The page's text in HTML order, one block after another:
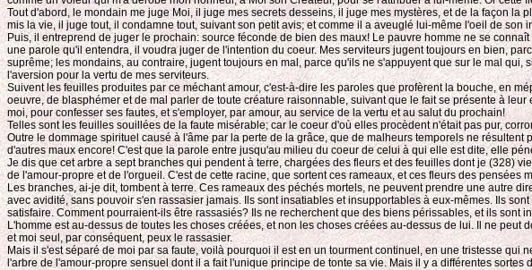
Tout d'abord, le mondain me juge Moi, il juge mes secrets desseins, il juge mes mystères, et de la façon
mis la vie, il juge tout, il condamne tout, suivant son petit avis; et comme il a aveuglé lui-même l'oeil de
Puis, il entreprend de juger le prochain: source féconde de bien des maux! Le pauvre homme ne se
une parole qu'il entendra, il voudra juger de l'intention du coeur. Mes serviteurs jugent toujours en bien,
suprême; les mondains, au contraire, jugent toujours en mal, parce qu'ils ne s'appuyent que sur le mal
l'aversion pour la vertu de mes serviteurs.
Suivent les feuilles produites par ce méchant amour, c'est-à-dire les paroles que profèrent la bouche, en
oeuvre, de blasphémer et de mal parler de toute créature raisonnable, suivant que le fait se présente à
moi, pour confesser ses fautes, et s'employer, par amour, au service de la vertu et au salut du prochain!
Telles sont les feuilles souillées de la faute misérable; car le coeur d'où elles procèdent n'était pas pur,
Outre le dommage spirituel causé à l'âme par la perte de la grâce, que de malheurs temporels ne
d'autres maux encore! C'est que la parole entre jusqu'au milieu du coeur de celui à qui elle est dite, elle
Je dis que cet arbre a sept branches qui pendent à terre, chargées des fleurs et des feuilles dont je (328)
de l'amour-propre et de l'orgueil. C'est de cette racine, que sortent ces rameaux, et ces fleurs des
Les branches, ai-je dit, tombent à terre. Ces rameaux des péchés mortels, ne peuvent prendre une autre
avec avidité, sans pouvoir s'en rassasier jamais. Ils sont insatiables et insupportables à eux-mêmes. Ils
satisfaire. Comment pourraient-ils être rassasiés? Ils ne recherchent que des biens périssables, et ils
L'homme est au-dessus de toutes les choses créées, et non les choses créées au-dessus de lui. Il ne
et moi seul, par conséquent, peux le rassasier.
Mais il s'est séparé de moi par sa faute, voilà pourquoi il est en un tourment continuel, en une tristesse
l'arbre de l'amour-propre sensuel dont il a fait l'unique principe de tonte sa vie. Mais il y a différentes sortes